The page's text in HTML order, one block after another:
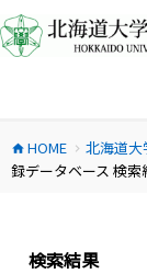
ン
テ
ス
キ
home HOME chevron_right 北海道大
録データベース 検索
検索結果